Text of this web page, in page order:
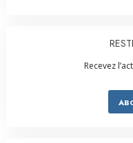
Recevez